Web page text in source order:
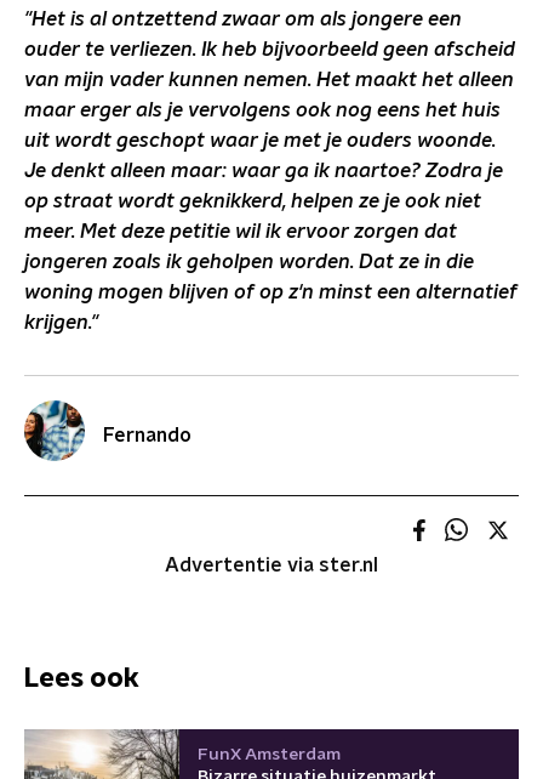
"Het is al ontzettend zwaar om als jongere een
ouder te verliezen. Ik heb bijvoorbeeld geen afscheid
van mijn vader kunnen nemen. Het maakt het alleen
maar erger als je vervolgens ook nog eens het huis
uit wordt geschopt waar je met je ouders woonde.
Je denkt alleen maar: waar ga ik naartoe? Zodra je
op straat wordt geknikkerd, helpen ze je ook niet
meer. Met deze petitie wil ik ervoor zorgen dat
jongeren zoals ik geholpen worden. Dat ze in die
woning mogen blijven of op z'n minst een alternatief
krijgen."
Fernando
Advertentie via ster.nl
Lees ook
FunX Amsterdam